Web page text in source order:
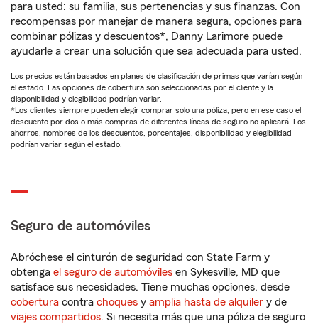
para usted: su familia, sus pertenencias y sus finanzas. Con
recompensas por manejar de manera segura, opciones para
combinar pólizas y descuentos*, Danny Larimore puede
ayudarle a crear una solución que sea adecuada para usted.
Los precios están basados en planes de clasificación de primas que varían según
el estado. Las opciones de cobertura son seleccionadas por el cliente y la
disponibilidad y elegibilidad podrían variar.
*Los clientes siempre pueden elegir comprar solo una póliza, pero en ese caso el
descuento por dos o más compras de diferentes líneas de seguro no aplicará. Los
ahorros, nombres de los descuentos, porcentajes, disponibilidad y elegibilidad
podrían variar según el estado.
Seguro de automóviles
Abróchese el cinturón de seguridad con State Farm y
obtenga el seguro de automóviles en Sykesville, MD que
satisface sus necesidades. Tiene muchas opciones, desde
cobertura contra choques y amplia hasta de alquiler y de
viajes compartidos. Si necesita más que una póliza de seguro